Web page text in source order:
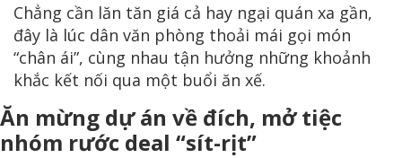
Chẳng cần lăn tăn giá cả hay ngại quán xa gần,
đây là lúc dân văn phòng thoải mái gọi món
“chân ái”, cùng nhau tận hưởng những khoảnh
khắc kết nối qua một buổi ăn xế.
Ăn mừng dự án về đích, mở tiệc
nhóm rước deal “sít-rịt”